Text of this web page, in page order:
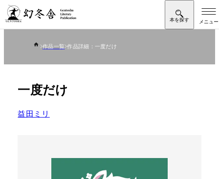
作品一覧 作品詳細：一度だけ
一度だけ
益田ミリ